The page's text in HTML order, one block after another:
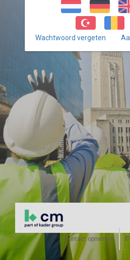
Wachtwoord vergeten
Contact opnemen